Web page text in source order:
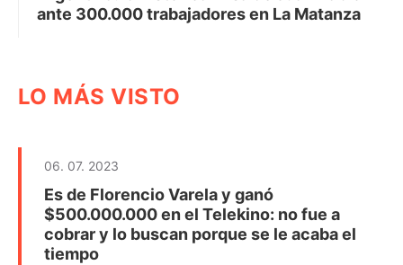
ante 300.000 trabajadores en La Matanza
LO MÁS VISTO
06. 07. 2023
Es de Florencio Varela y ganó
$500.000.000 en el Telekino: no fue a
cobrar y lo buscan porque se le acaba el
tiempo